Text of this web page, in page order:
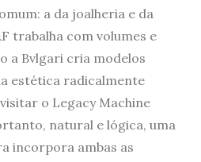
a da joalheria e da
trabalha com volumes e
a Bvlgari cria modelos
estética radicalmente
o Legacy Machine
natural e lógica, uma
incorpora ambas as